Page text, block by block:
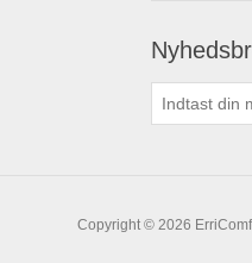
Copyright © 2026